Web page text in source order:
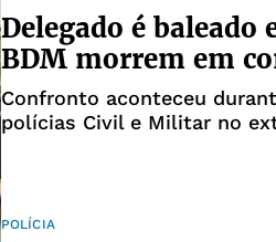
Delegado é baleado
BDM morrem em
Confronto aconteceu
polícias Civil e Militar no
POLÍCIA